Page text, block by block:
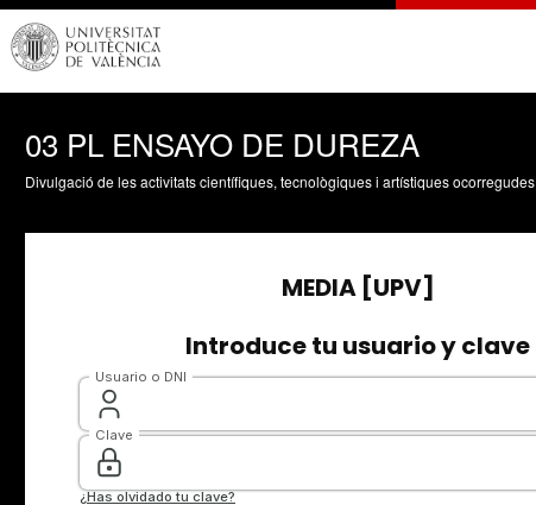
03 PL ENSAYO DE DUREZA
Divulgació de les activitats científiques, tecnològiques i artístiques